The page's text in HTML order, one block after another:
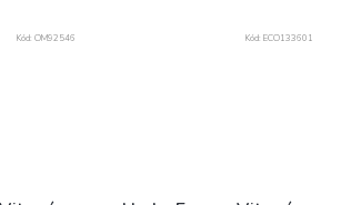
Kód: OM92546 Kód: ECO133601